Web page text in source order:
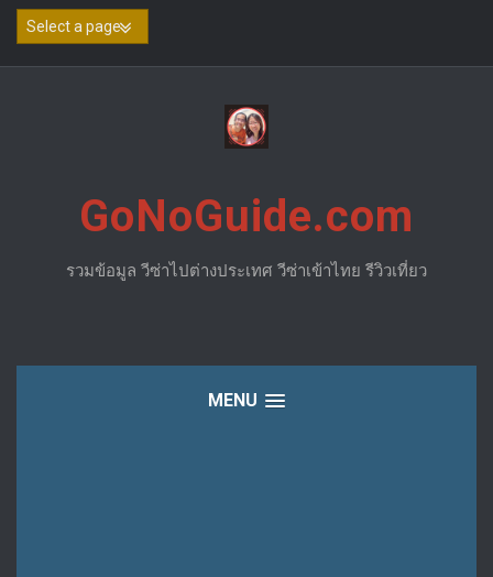
Skip
GoNoGuide.com
รวมข้อมูล วีซ่าไปต่างประเทศ วีซ่าเข้าไทย รีวิวเที่ยว
MENU